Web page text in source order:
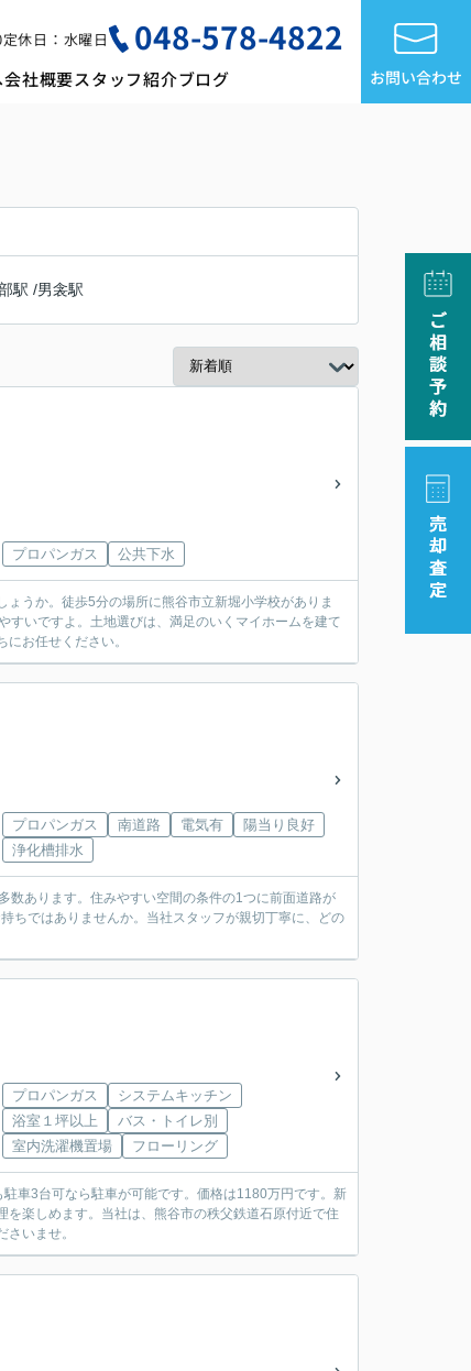
定休日：水曜日 048-578-4822
会社概要スタッフ紹介ブログ お問い合わせ
駅 /男衾駅
プロパンガス 公共下水
うか。徒歩5分の場所に熊谷市立新堀小学校がありま
いですよ。土地選びは、満足のいくマイホームを建て
お任せください。
プロパンガス 南道路 電気有
陽当り良好
浄化槽排水
数あります。住みやすい空間の条件の1つに前面道路が
ちではありませんか。当社スタッフが親切丁寧に、どの
プロパンガス
システムキッチン
浴室１坪以上
バス・トイレ別
室内洗濯機置場
フローリング
車3台可なら駐車が可能です。価格は1180万円です。新
楽しめます。当社は、熊谷市の秩父鉄道石原付近で住
いませ。